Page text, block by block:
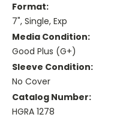
Format:
7", Single, Exp
Media Condition:
Good Plus (G+)
Sleeve Condition:
No Cover
Catalog Number:
HGRA 1278